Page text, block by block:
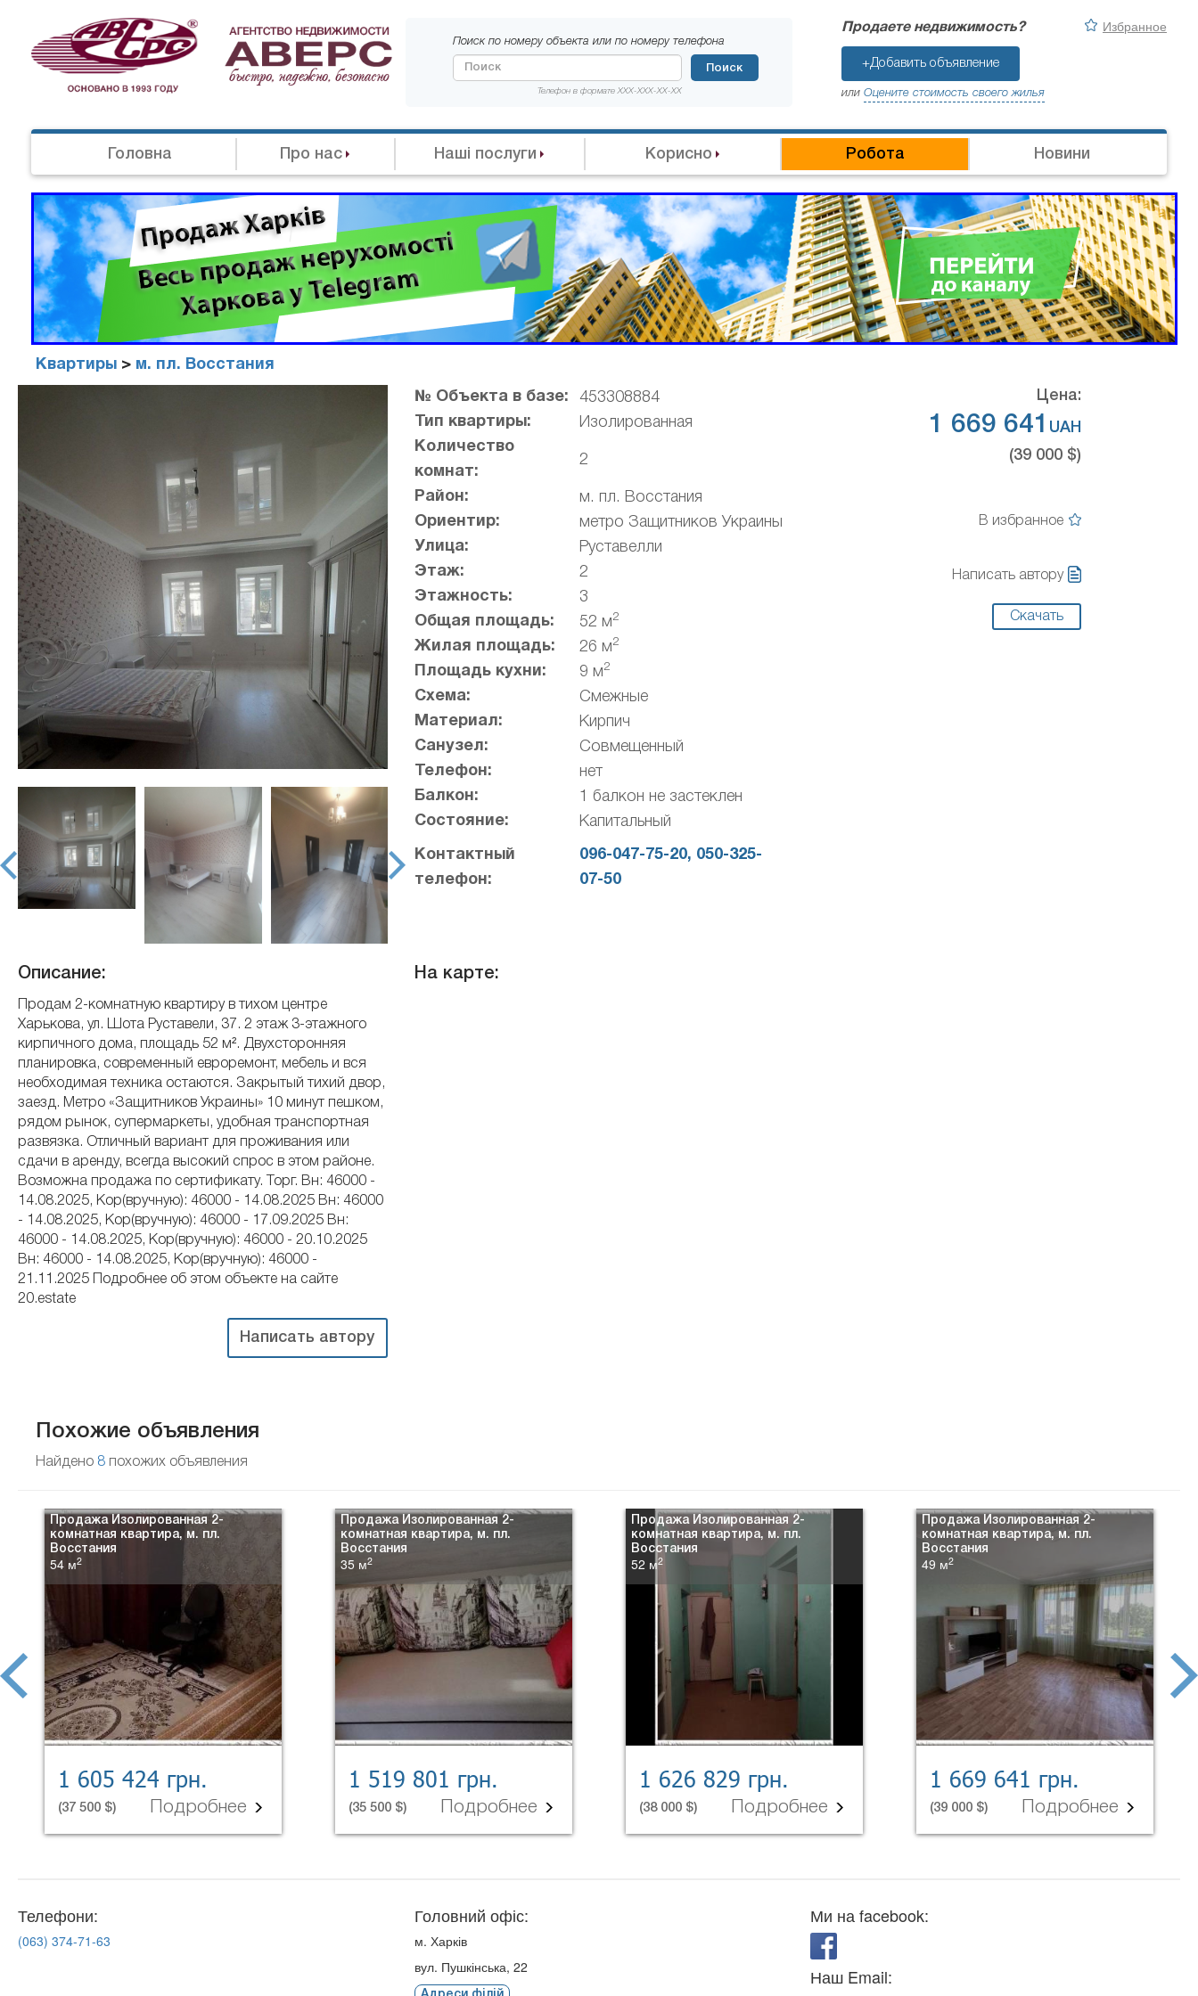
Поиск по номеру объекта или по номеру телефона
Телефон в формате XXX-XXX-XX-XX
Поиск
Продаете недвижимость?
+Добавить объявление
или Оцените стоимость своего жилья
Избранное
Головна Про нас Наші послуги Корисно Робота Новини
Квартиры > м. пл. Восстания
prev
next
№ Объекта в базе: 453308884
Тип квартиры: Изолированная
Количество
комнат:
2
Район: м. пл. Восстания
Ориентир: метро Защитников Украины
Улица: Руставелли
Этаж: 2
Этажность: 3
Общая площадь: 52 м2
Жилая площадь: 26 м2
Площадь кухни: 9 м2
Схема: Смежные
Материал: Кирпич
Санузел: Совмещенный
Телефон: нет
Балкон: 1 балкон не застеклен
Состояние: Капитальный
Контактный
телефон:
096-047-75-20, 050-325-
07-50
Цена:
1 669 641
UAH
(39 000 $)
В избранное
Написать автору
Скачать
Описание:
Продам 2-комнатную квартиру в тихом центре
Харькова, ул. Шота Руставели, 37. 2 этаж 3-этажного
кирпичного дома, площадь 52 м². Двухсторонняя
планировка, современный евроремонт, мебель и вся
необходимая техника остаются. Закрытый тихий двор,
заезд. Метро «Защитников Украины» 10 минут пешком,
рядом рынок, супермаркеты, удобная транспортная
развязка. Отличный вариант для проживания или
сдачи в аренду, всегда высокий спрос в этом районе.
Возможна продажа по сертификату. Торг. Вн: 46000 -
14.08.2025, Кор(вручную): 46000 - 14.08.2025 Вн: 46000
- 14.08.2025, Кор(вручную): 46000 - 17.09.2025 Вн:
46000 - 14.08.2025, Кор(вручную): 46000 - 20.10.2025
Вн: 46000 - 14.08.2025, Кор(вручную): 46000 -
21.11.2025 Подробнее об этом объекте на сайте
20.estate
Написать автору
На карте:
Похожие объявления
Найдено 8 похожих объявления
Продажа Изолированная 2-
комнатная квартира, м. пл.
Восстания
54 м2
1 605 424 грн.
(37 500 $) Подробнее
Продажа Изолированная 2-
комнатная квартира, м. пл.
Восстания
35 м2
1 519 801 грн.
(35 500 $) Подробнее
Продажа Изолированная 2-
комнатная квартира, м. пл.
Восстания
52 м2
1 626 829 грн.
(38 000 $) Подробнее
Продажа Изолированная 2-
комнатная квартира, м. пл.
Восстания
49 м2
1 669 641 грн.
(39 000 $) Подробнее
prev
next
Телефони:
(063) 374-71-63
Головний офіс:
м. Харків
вул. Пушкінська, 22
Ми на facebook:
Наш Email: